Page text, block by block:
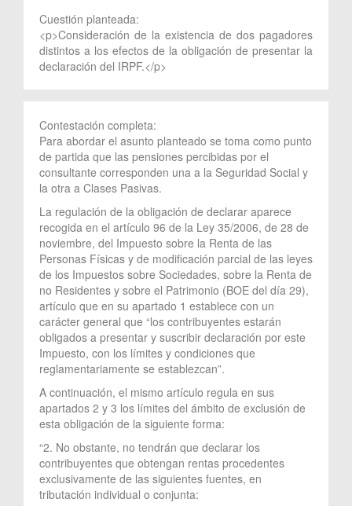
Cuestión planteada:
<p>Consideración de la existencia de dos pagadores
distintos a los efectos de la obligación de presentar la
declaración del IRPF.</p>
Contestación completa:
Para abordar el asunto planteado se toma como punto
de partida que las pensiones percibidas por el
consultante corresponden una a la Seguridad Social y
la otra a Clases Pasivas.
La regulación de la obligación de declarar aparece
recogida en el artículo 96 de la Ley 35/2006, de 28 de
noviembre, del Impuesto sobre la Renta de las
Personas Físicas y de modificación parcial de las leyes
de los Impuestos sobre Sociedades, sobre la Renta de
no Residentes y sobre el Patrimonio (BOE del día 29),
artículo que en su apartado 1 establece con un
carácter general que “los contribuyentes estarán
obligados a presentar y suscribir declaración por este
Impuesto, con los límites y condiciones que
reglamentariamente se establezcan”.
A continuación, el mismo artículo regula en sus
apartados 2 y 3 los límites del ámbito de exclusión de
esta obligación de la siguiente forma:
“2. No obstante, no tendrán que declarar los
contribuyentes que obtengan rentas procedentes
exclusivamente de las siguientes fuentes, en
tributación individual o conjunta: